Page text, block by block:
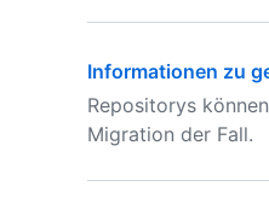
Informationen zu
Repositorys
Migration der Fall.